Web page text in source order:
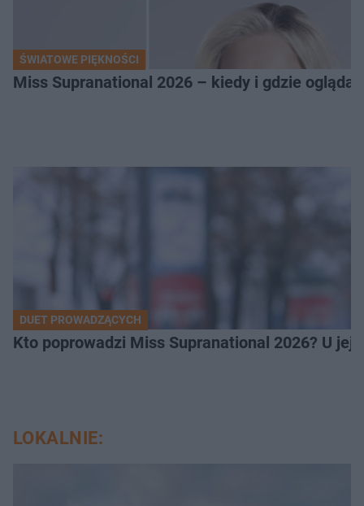
ŚWIATOWE PIĘKNOŚCI
Miss Supranational 2026 – kiedy i gdzie
DUET PROWADZĄCYCH
Kto poprowadzi Miss Supranational 2026? U jej
LOKALNIE: